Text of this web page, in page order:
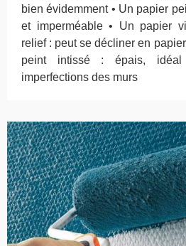
bien évidemment • Un papier
et imperméable • Un papier
relief : peut se décliner en
peint intissé : épais,
imperfections des murs